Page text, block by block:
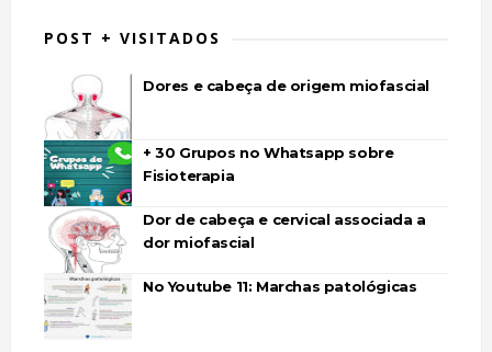
POST + VISITADOS
Dores e cabeça de origem miofascial
+ 30 Grupos no Whatsapp sobre
Fisioterapia
Dor de cabeça e cervical associada a
dor miofascial
No Youtube 11: Marchas patológicas